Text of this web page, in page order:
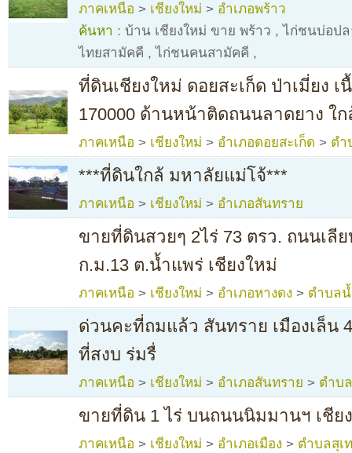
ภาคเหนือ > เชียงใหม่ > อำเภอพร้าว
ค้นหา : บ้าน เชียงใหม่ ขาย พร้าว ,ไก่ชนบ่อปล
ไทยสามัคคี ,ไก่ชนคนสามัคคี ,
ที่ดินเชียงใหม่ ดอยสะเก็ด ป่าเมี่ยง เ
170000 ด้านหน้าติดถนนลาดยาง ใ
ภาคเหนือ > เชียงใหม่ > อำเภอดอยสะเก็ด > ตำ
***ที่ดินใกล้ มหาลัยแม่โจ้***
ภาคเหนือ > เชียงใหม่ > อำเภอสันทราย
ขายที่ดินสวยๆ 2ไร่ 73 ตรว. ถนนเลี
ก.ม.13 ต.น้ำแพร่ เชียงใหม่
ภาคเหนือ > เชียงใหม่ > อำเภอหางดง > ตำบล
ด่วนคะที่ถมแล้ว สันทราย เมืองเล็น
ที่สงบ ร่มรื่
ภาคเหนือ > เชียงใหม่ > อำเภอสันทราย > ตำบ
ขายที่ดิน 1 ไร่ บนถนนนิมมานฯ เชีย
ภาคเหนือ > เชียงใหม่ > อำเภอเมือง > ตำบลสุเ